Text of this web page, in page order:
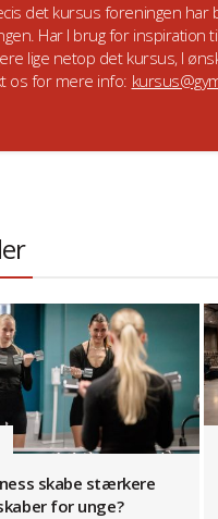
det kursus foreningen
Har I brug for inspiration
lige netop det kursus, I
os for mere info:
skabe stærkere
for unge?